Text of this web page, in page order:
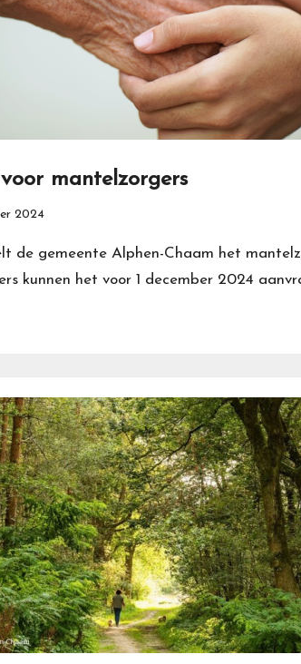
mantelzorgers
2024
de gemeente Alphen-Chaam het
kunnen het voor 1 december 2024